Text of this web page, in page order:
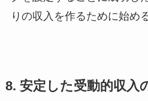
りの収入を作るために始め
8. 安定した受動的収入